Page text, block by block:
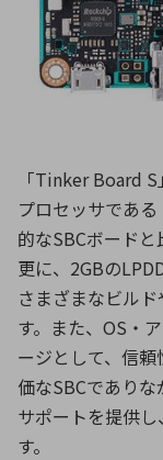
「Tinker Board
プロセッサであ
的なSBCボードと
更に、2GBの
さまざまなビル
す。また、OS・
ージとして、信
価なSBCであり
サポートを提供
す。